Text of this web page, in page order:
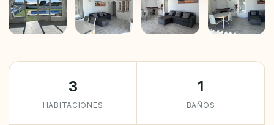
3
HABITACIONES
1
BAÑOS